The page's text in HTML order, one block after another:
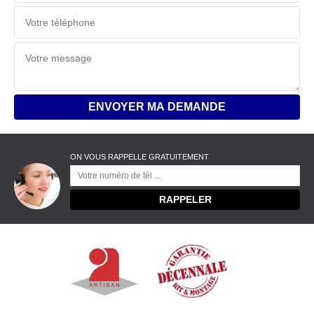
ON VOUS RAPPELLE GRATUITEMENT